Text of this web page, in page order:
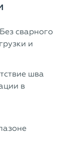
Без сварного
и
шва
в